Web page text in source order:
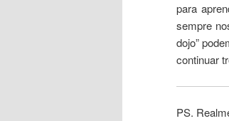
para
sempre
dojo”
continuar
PS.